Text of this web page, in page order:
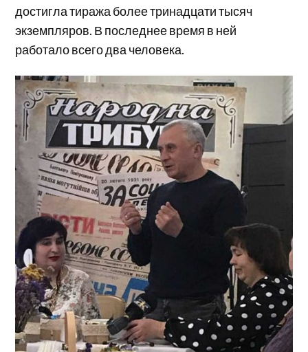
достигла тиража более тринадцати тысяч
экземпляров. В последнее время в ней
работало всего два человека.